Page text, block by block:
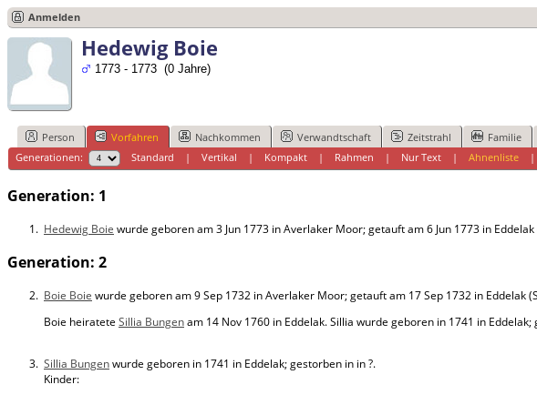
Anmelden
Hedewig Boie
1773 - 1773 (0 Jahre)
Person Vorfahren Nachkommen Verwandtschaft Zeitstrahl Familie
Generationen:
Standard | Vertikal | Kompakt| Rahmen | Nur Text| Ahnenliste
Generation: 1
1. Hedewig Boie wurde geboren am 3 Jun 1773 in Averlaker Moor; getauft am 6 Jun 1773 in Eddelak
Generation: 2
2. Boie Boie wurde geboren am 9 Sep 1732 in Averlaker Moor; getauft am 17 Sep 1732 in Eddelak
Boie heiratete Sillia Bungenam 14 Nov 1760 in Eddelak. Sillia wurde geboren in 1741 in Eddelak;
3. Sillia Bungenwurde geboren in 1741 in Eddelak; gestorben in in ?.
Kinder: